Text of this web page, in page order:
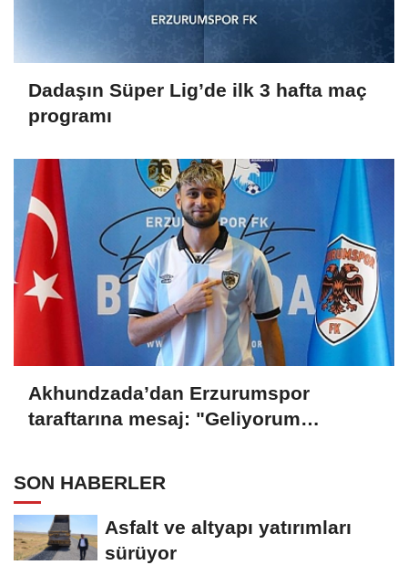
Dadaşın Süper Lig’de ilk 3 hafta maç
programı
Akhundzada’dan Erzurumspor
taraftarına mesaj: "Geliyorum
SON HABERLER
Asfalt ve altyapı yatırımları
sürüyor